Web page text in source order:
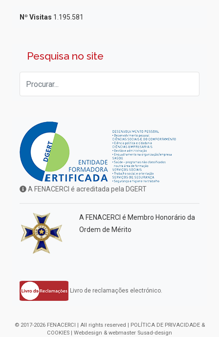
Nº Visitas 1.195.581
Pesquisa no site
A FENACERCI é acreditada pela DGERT
A FENACERCI é Membro Honorário da
Ordem de Mérito
Livro de reclamações electrónico.
© 2017-2026 FENACERCI | All rights reserved | POLÍTICA DE PRIVACIDADE &
COOKIES | Webdesign & webmaster Susad-design